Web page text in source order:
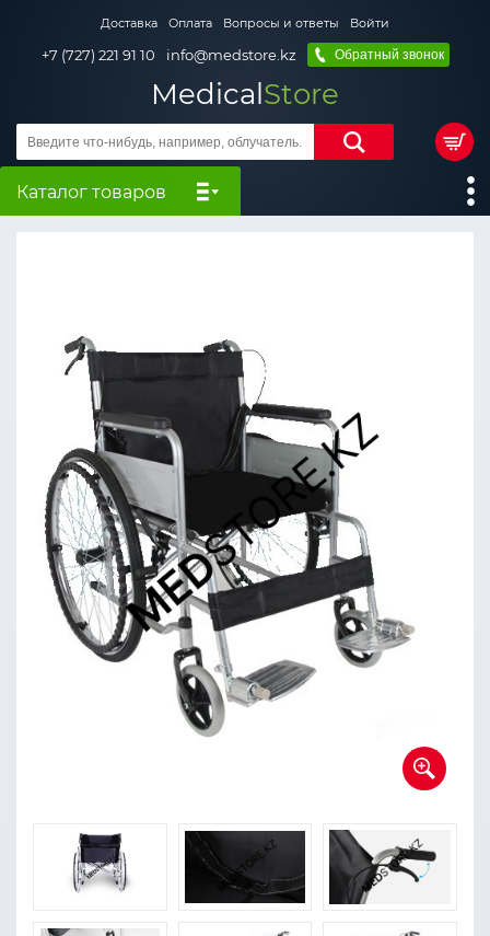
Доставка Оплата Вопросы и ответы Войти
+7 (727) 221 91 10 info@medstore.kz Обратный звонок
MedicalStore
Каталог товаров